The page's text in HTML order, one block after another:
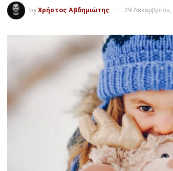
by Χρήστος Αβδημιώτης 29 Δεκεμβρίου,